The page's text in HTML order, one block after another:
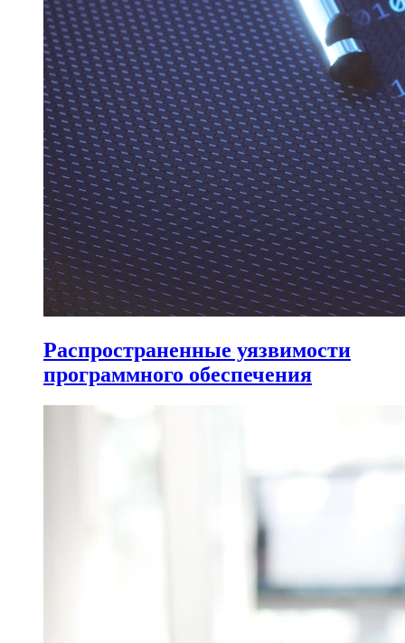
Распространенные уязвимости
программного обеспечения